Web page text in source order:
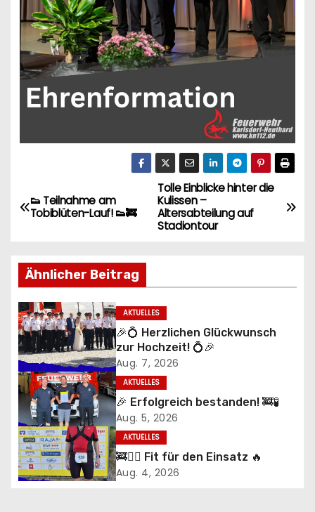
B
t
r
a
g
s
n
a
Tolle Einblicke hinter die
Kulissen –
Altersabteilung auf
Stadiontour
👟 Teilnahme am
Tobiblüten-Lauf! 👟🚒
Ähnlicher Beitrag
AKTUELLES
🎉💍 Herzlichen Glückwunsch
zur Hochzeit! 💍🎉
Aug. 7, 2026
AKTUELLES
🎉 Erfolgreich bestanden! 🚒🧪
Aug. 5, 2026
AKTUELLES
🚒🏃‍♂️ Fit für den Einsatz 🔥
Aug. 4, 2026